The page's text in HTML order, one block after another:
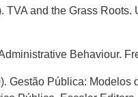
TVA and the Grass Roots.
Behaviour.
Gestão Pública: Modelos